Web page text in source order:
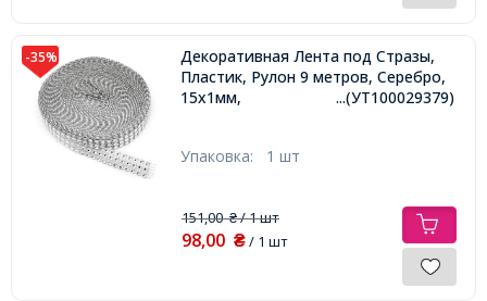
-35%
Декоративная Лента под Стразы,
Пластик, Рулон 9 метров, Серебро,
15х1мм,
...(УТ100029379)
Упаковка: 1 шт
151,00₴/ 1 шт
98,00 ₴/ 1 шт